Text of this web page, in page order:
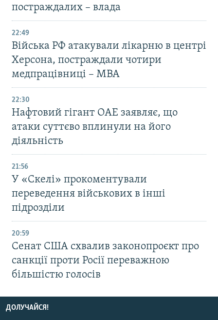
постраждалих – влада
22:49
Війська РФ атакували лікарню в центрі
Херсона, постраждали чотири
медпрацівниці – МВА
22:30
Нафтовий гігант ОАЕ заявляє, що
атаки суттєво вплинули на його
діяльність
21:56
У «Скелі» прокоментували
переведення військових в інші
підрозділи
20:59
Cенат США схвалив законопроєкт про
санкції проти Росії переважною
більшістю голосів
ДОЛУЧАЙСЯ!